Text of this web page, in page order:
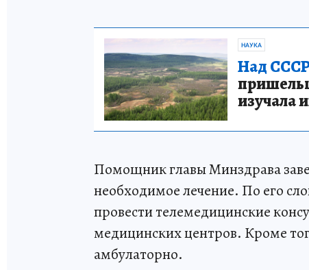
НАУКА
Над СССР
изучала
Помощник главы Минздрава
необходимое лечение. По его
провести телемедицинские
медицинских центров. Кроме
амбулаторно.